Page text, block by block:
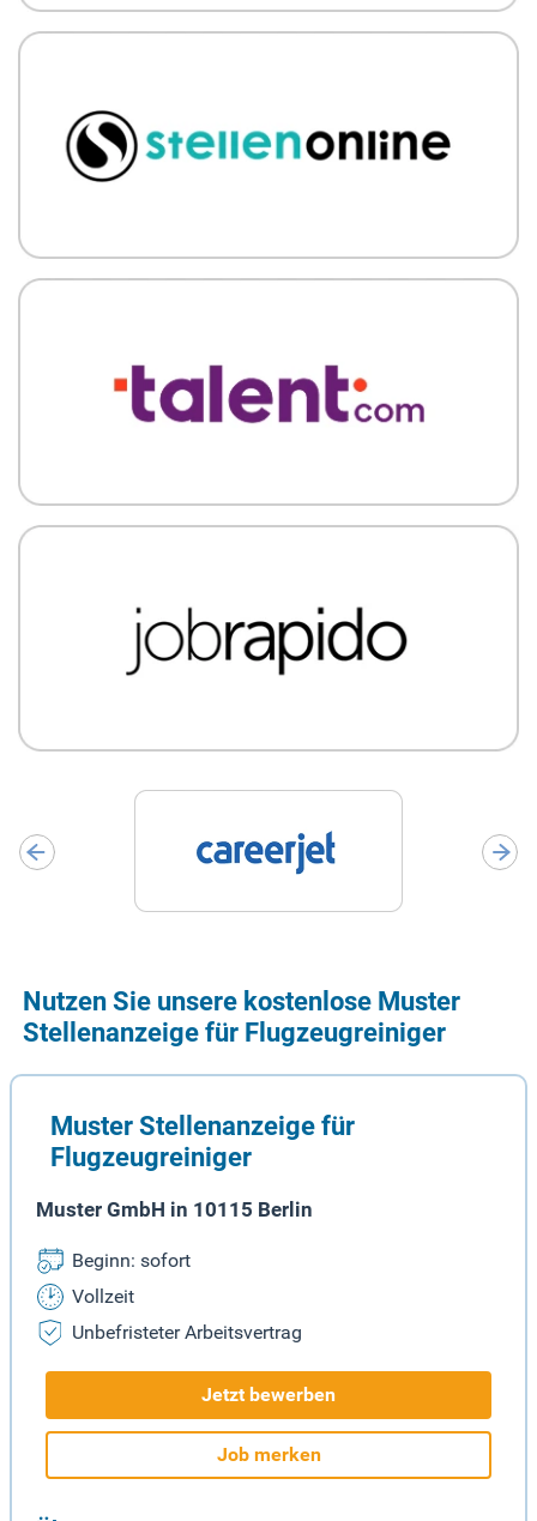
Nutzen Sie unsere kostenlose Muster
Stellenanzeige für Flugzeugreiniger
Muster Stellenanzeige für
Flugzeugreiniger
Muster GmbH in 10115 Berlin
Beginn: sofort
Vollzeit
Unbefristeter Arbeitsvertrag
Jetzt bewerben
Job merken